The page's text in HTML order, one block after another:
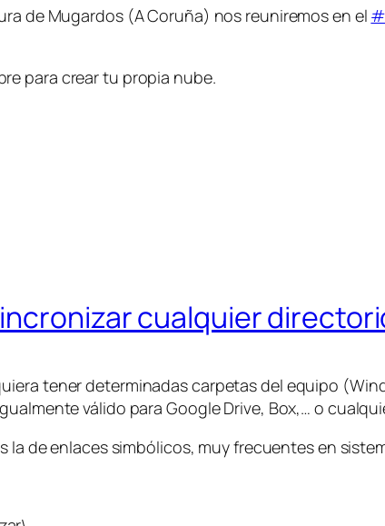
de Mugardos (A Coruña) nos reuniremos en el
para crear tu propia nube.
cualquier
tener determinadas carpetas del equipo
válido para Google Drive, Box,… o
de enlaces simbólicos, muy frecuentes en